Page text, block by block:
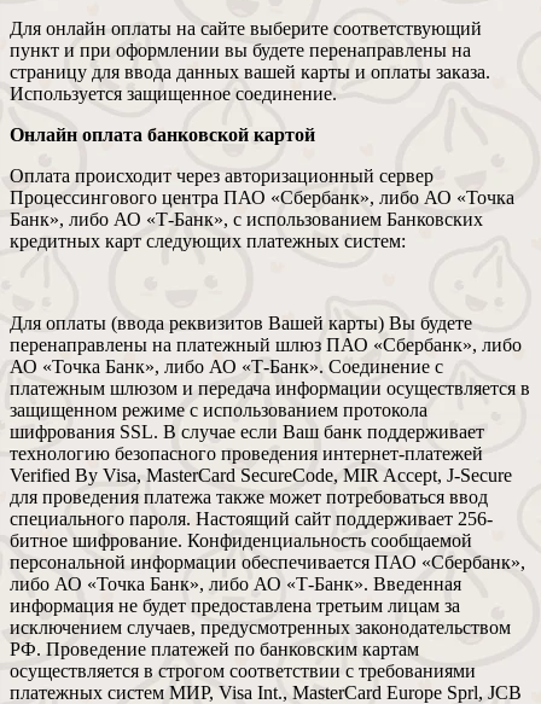
Для онлайн оплаты на сайте выберите соответствующий
пункт и при оформлении вы будете перенаправлены на
страницу для ввода данных вашей карты и оплаты заказа.
Используется защищенное соединение.
Онлайн оплата банковской картой
Оплата происходит через авторизационный сервер
Процессингового центра ПАО «Сбербанк», либо АО «Точка
Банк», либо АО «Т-Банк», с использованием Банковских
кредитных карт следующих платежных систем:
Для оплаты (ввода реквизитов Вашей карты) Вы будете
перенаправлены на платежный шлюз ПАО «Сбербанк», либо
АО «Точка Банк», либо АО «Т-Банк». Соединение с
платежным шлюзом и передача информации осуществляется в
защищенном режиме с использованием протокола
шифрования SSL. В случае если Ваш банк поддерживает
технологию безопасного проведения интернет-платежей
Verified By Visa, MasterCard SecureCode, MIR Accept, J-Secure
для проведения платежа также может потребоваться ввод
специального пароля. Настоящий сайт поддерживает 256-
битное шифрование. Конфиденциальность сообщаемой
персональной информации обеспечивается ПАО «Сбербанк»,
либо АО «Точка Банк», либо АО «Т-Банк». Введенная
информация не будет предоставлена третьим лицам за
исключением случаев, предусмотренных законодательством
РФ. Проведение платежей по банковским картам
осуществляется в строгом соответствии с требованиями
платежных систем МИР, Visa Int., MasterCard Europe Sprl, JCB